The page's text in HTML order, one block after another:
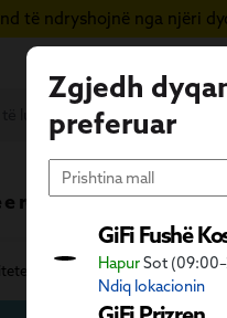
të ndryshojnë nga njëri
Zgjedh
preferuar
GiFi Fushë
HapurSot
Ndiq lokacionin
re Vera në GiFi
Lojëra dhe